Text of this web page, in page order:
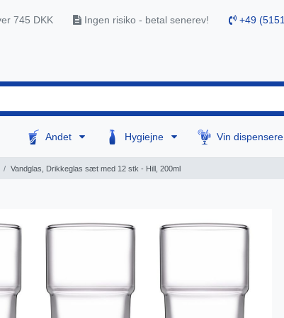
745 DKK Ingen risiko - betal senerev! +49
Andet Hygiejne Vin dispensere
Vandglas, Drikkeglas sæt med 12 stk - Hill, 200ml